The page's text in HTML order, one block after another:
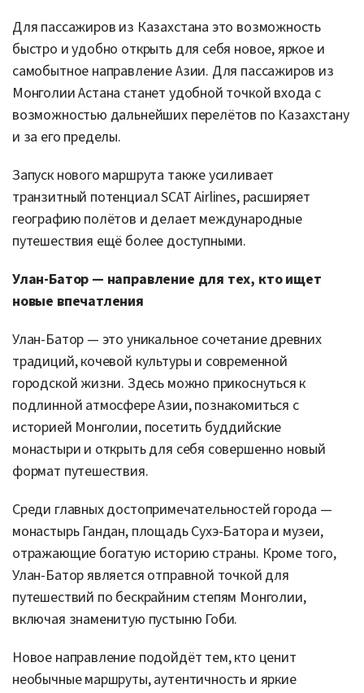
Для пассажиров из Казахстана это возможность
быстро и удобно открыть для себя новое, яркое и
самобытное направление Азии. Для пассажиров из
Монголии Астана станет удобной точкой входа с
возможностью дальнейших перелётов по Казахстану
и за его пределы.
Запуск нового маршрута также усиливает
транзитный потенциал SCAT Airlines, расширяет
географию полётов и делает международные
путешествия ещё более доступными.
Улан-Батор — направление для тех, кто ищет
новые впечатления
Улан-Батор — это уникальное сочетание древних
традиций, кочевой культуры и современной
городской жизни. Здесь можно прикоснуться к
подлинной атмосфере Азии, познакомиться с
историей Монголии, посетить буддийские
монастыри и открыть для себя совершенно новый
формат путешествия.
Среди главных достопримечательностей города —
монастырь Гандан, площадь Сухэ-Батора и музеи,
отражающие богатую историю страны. Кроме того,
Улан-Батор является отправной точкой для
путешествий по бескрайним степям Монголии,
включая знаменитую пустыню Гоби.
Новое направление подойдёт тем, кто ценит
необычные маршруты, аутентичность и яркие